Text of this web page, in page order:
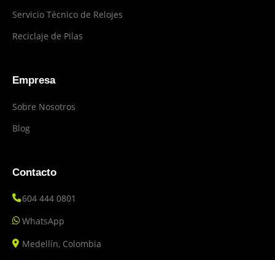
Servicio Técnico de Relojes
Reciclaje de Pilas
Empresa
Sobre Nosotros
Blog
Contacto
604 444 0801
WhatsApp
Medellín, Colombia